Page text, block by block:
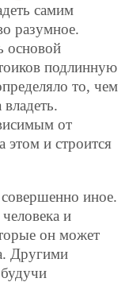
самим
разумное.
основой
подлинную
то, чем
от
и строится
иное.
и
он может
Другими